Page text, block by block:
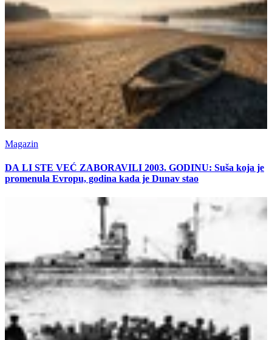
Magazin
DA LI STE VEĆ ZABORAVILI 2003. GODINU: Suša koja je
promenula Evropu, godina kada je Dunav stao